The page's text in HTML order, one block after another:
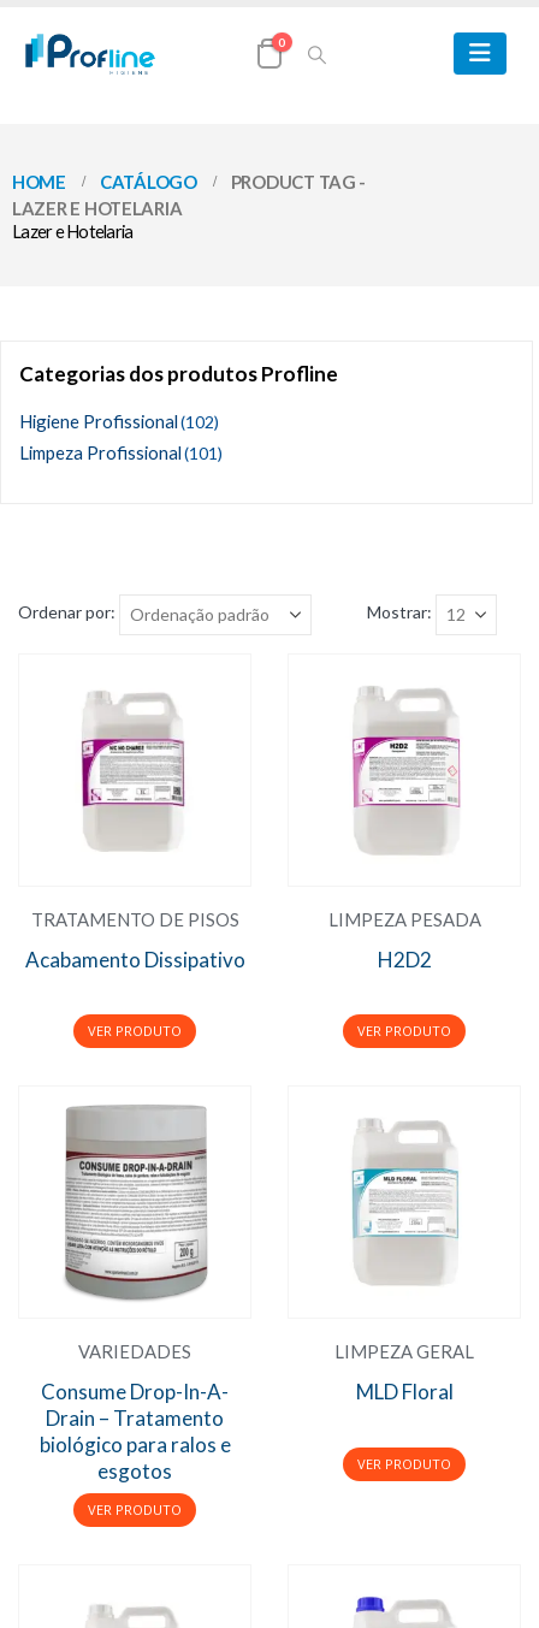
0
HOME CATÁLOGO
PRODUCT TAG -
LAZER E HOTELARIA
Lazer e Hotelaria
Categorias dos produtos Profline
Higiene Profissional(102)
Limpeza Profissional(101)
Ordenar por: Mostrar:
TRATAMENTO DE PISOS
Acabamento Dissipativo
LIMPEZA PESADA
H2D2
VARIEDADES
Consume Drop-In-A-
Drain – Tratamento
biológico para ralos e
esgotos
LIMPEZA GERAL
MLD Floral